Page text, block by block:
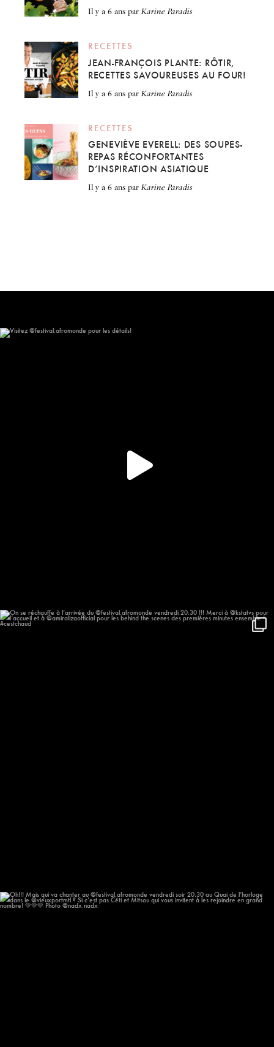
il y a 6 ans par Karine Paradis
RECETTES
JEAN-FRANÇOIS PLANTE: RÔTIR,
RECETTES SAVOUREUSES AU FOUR!
il y a 6 ans par Karine Paradis
RECETTES
GENEVIÈVE EVERELL: DES SOUPES-
REPAS RÉCONFORTANTES
D’INSPIRATION ASIATIQUE
il y a 6 ans par Karine Paradis
Oh!!! Mais qui va chanter au @festival.afromonde